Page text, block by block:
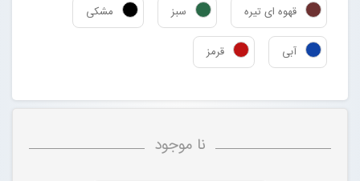
قهوه ای تیره سبز مشکی
آبی قرمز
نا موجود